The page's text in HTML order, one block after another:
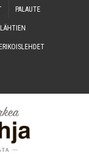
PALAU­TE
ERI­KOIS­LEH­DET